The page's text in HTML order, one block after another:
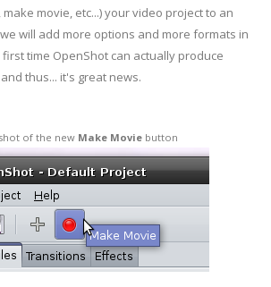
make movie, etc...) your video project to an
will add more options and more formats in
time OpenShot can actually produce
thus... it's great news.
of the new Make Moviebutton